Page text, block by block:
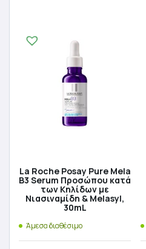
La Roche Posay Pure Mela
B3 Serum Προσώπου κατά
των Kηλίδων με
Νιασιναμίδη & Melasyl,
30mL
Άμεσα διαθέσιμο